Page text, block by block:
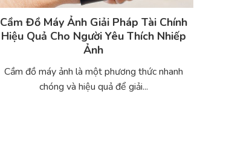
Cầm Đồ Máy Ảnh Giải Pháp Tài Chính
Hiệu Quả Cho Người Yêu Thích Nhiếp
Ảnh
Cầm đồ máy ảnh là một phương thức nhanh
chóng và hiệu quả để giải...